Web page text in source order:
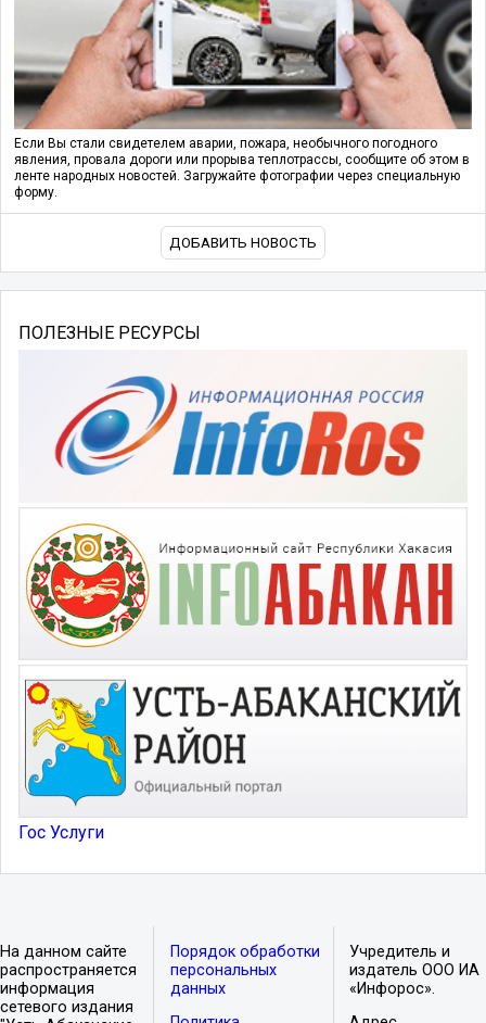
Если Вы стали свидетелем аварии, пожара, необычного погодного
явления, провала дороги или прорыва теплотрассы, сообщите об этом в
ленте народных новостей. Загружайте фотографии через специальную
форму.
ДОБАВИТЬ НОВОСТЬ
ПОЛЕЗНЫЕ РЕСУРСЫ
Гос Услуги
На данном сайте
распространяется
информация
сетевого издания
Порядок обработки
персональных
данных
Учредитель и
издатель ООО ИА
«Инфорос».